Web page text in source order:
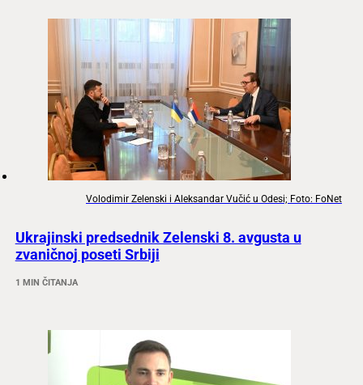
Volodimir Zelenski i Aleksandar Vučić u Odesi; Foto: FoNet
Ukrajinski predsednik Zelenski 8. avgusta u
zvaničnoj poseti Srbiji
1 MIN ČITANJA